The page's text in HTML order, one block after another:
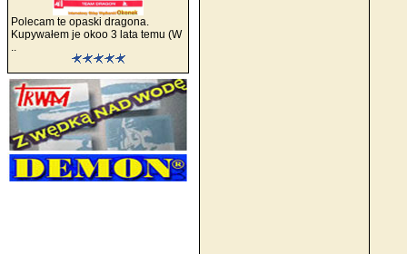
Polecam te opaski dragona.
Kupywałem je okoo 3 lata temu (W
..